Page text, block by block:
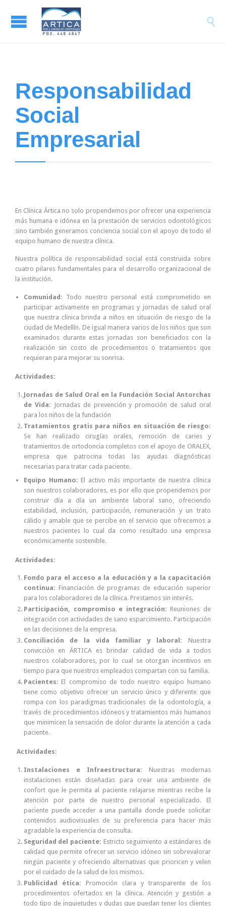

Responsabilidad
Social
Empresarial
En Clínica Ártica no solo propendemos por ofrecer una experiencia
más humana e idónea en la prestación de servicios odontológicos
sino también generamos conciencia social con el apoyo de todo el
equipo humano de nuestra clínica.
Nuestra política de responsabilidad social está construida sobre
cuatro pilares fundamentales para el desarrollo organizacional de
la institución.
Comunidad: Todo nuestro personal está comprometido en
participar activamente en programas y jornadas de salud oral
que nuestra clínica brinda a niños en situación de riesgo de la
ciudad de Medellín. De igual manera varios de los niños que son
examinados durante estas jornadas son beneficiados con la
realización sin costo de procedimientos o tratamientos que
requieran para mejorar su sonrisa.
Actividades:
Jornadas de Salud Oral en la Fundación Social Antorchas
de Vida: Jornadas de prevención y promoción de salud oral
para los niños de la fundación
Tratamientos gratis para niños en situación de riesgo:
Se han realizado cirugías orales, remoción de caries y
tratamientos de ortodoncia completos con el apoyo de ORALEX,
empresa que patrocina todas las ayudas diagnósticas
necesarias para tratar cada paciente.
Equipo Humano: El activo más importante de nuestra clínica
son nuestros colaboradores, es por ello que propendemos por
construir día a día un ambiente laboral sano, ofreciendo
estabilidad, inclusión, participación, remuneración y un trato
cálido y amable que se percibe en el servicio que ofrecemos a
nuestros pacientes lo cual da como resultado una empresa
económicamente sostenible.
Actividades:
Fondo para el acceso a la educación y a la capacitación
continua: Financiación de programas de educación superior
para los colaboradores de la clínica. Prestamos sin interés.
Participación, compromiso e integración: Reuniones de
integración con actividades de sano esparcimiento. Participación
en las decisiones de la empresa.
Conciliación de la vida familiar y laboral: Nuestra
convicción en ÁRTICA es brindar calidad de vida a todos
nuestros colaboradores, por lo cual se otorgan incentivos en
tiempo para que nuestros empleados compartan con su familia.
Pacientes: El compromiso de todo nuestro equipo humano
tiene como objetivo ofrecer un servicio único y diferente que
rompa con los paradigmas tradicionales de la odontología, a
través de procedimientos idóneos y tratamientos más humanos
que minimicen la sensación de dolor durante la atención a cada
paciente.
Actividades:
Instalaciones e Infraestructura: Nuestras modernas
instalaciones están diseñadas para crear una ambiente de
confort que le permita al paciente relajarse mientras recibe la
atención por parte de nuestro personal especializado. El
paciente puede acceder a una pantalla donde puede solicitar
contenidos audiovisuales de su preferencia para hacer más
agradable la experiencia de consulta.
Seguridad del paciente: Estricto seguimiento a estándares de
calidad que permite ofrecer un servicio idóneo sin sobrevalorar
ningún paciente y ofreciendo alternativas que prioricen y velen
por el cuidado de la salud de los mismos.
Publicidad ética: Promoción clara y transparente de los
procedimientos ofertados en la clínica. Atención y gestión a
todo tipo de inquietudes y dudas que puedan tener los clientes